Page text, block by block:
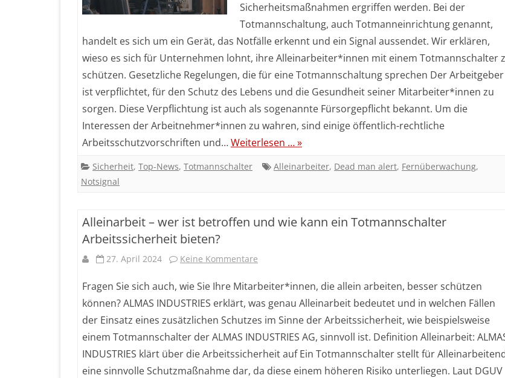
Sicherheitsmaßnahmen ergriffen werden. Bei der
Totmannschaltung, auch Totmanneinrichtung genannt,
handelt es sich um ein Gerät, das Notfälle erkennt und ein Signal aussendet. Wir erklären,
wieso es sich für Unternehmen lohnt, ihre Alleinarbeiter*innen mit einem Totmannschalter
schützen. Gesetzliche Regelungen, die für eine Totmannschaltung sprechen Der Arbeitgeber
ist verpflichtet, für den Schutz des Lebens und die Gesundheit seiner Mitarbeiter*innen zu
sorgen. Diese Verpflichtung ist auch als sogenannte Fürsorgepflicht bekannt. Um die
Interessen der Arbeitnehmer*innen zu wahren, sind einige öffentlich-rechtliche
Arbeitsschutzvorschriften und…Weiterlesen … »
Sicherheit, Top-News, Totmannschalter Alleinarbeiter, Dead man alert, Fernüberwachung,
Notsignal
Alleinarbeit – wer ist betroffen und wie kann ein Totmannschalter
Arbeitssicherheit bieten?
27. April 2024 Keine Kommentare
Alleinarbeit
–
wer
ist
betroffen
Fragen Sie sich auch, wie Sie Ihre Mitarbeiter*innen, die allein arbeiten, besser schützen
können? ALMAS INDUSTRIES erklärt, was genau Alleinarbeit bedeutet und in welchen Fällen
der Einsatz eines zusätzlichen Schutzes im Sinne der Arbeitssicherheit, wie beispielsweise
einem Totmannschalter der ALMAS INDUSTRIES AG, sinnvoll ist. Definition Alleinarbeit:
INDUSTRIES klärt über die Arbeitssicherheit auf Ein Totmannschalter stellt für
eine sinnvolle Schutzmaßnahme dar, da diese einem höheren Risiko unterliegen. Laut DGUV